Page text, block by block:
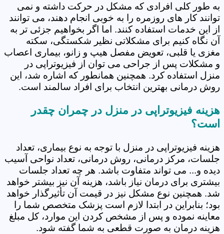
به طور کلی افرادی که مشکل در حرکت داشته و نمی
توانند کار های روزمره را به خوبی انجام دهند، می توانند
از این خدمات استفاده کنند. اما اگر بخواهیم جزئی تر به
آن نگاه کنیم برای مشکلاتی نظیر شکستگی، سکته
مغزی یا قلبی، تعویض مفصل هیپ و زانو، بیماری اعصاب
و مشکلات پس از جراحی می توان از فیزیوتراپی در
منزل استفاده کرد. همچنین همانطور که اشاره شد، این
روش درمانی بهترین انتخاب برای افراد سالمند است.
هزینه فیزیوتراپی در منزل در چمران چقدر
است؟
هزینه فیزیوتراپی در منزل با توجه به نوع بیماری، تعداد
جلسات، مرکز درمانی، روش درمانی، تعداد نواحی آسیب
دیده و... می تواند متفاوت باشد. هر چه تعداد جلسات
بیشتری برای درمان نیاز باشد، هزینه آن نیز بیشتر خواهد
شد. همچنین نوع مشکل نیز در قیمت آن تأثیرگذار خواهد
بود؛ بنابراین در ابتدا لازم است پزشک متخصص شما را
معاینه نموده و پس از مشخص کردن این موارد، کل مبلغ
هزینه درمان به صورت قطعی به شما گفته شود.